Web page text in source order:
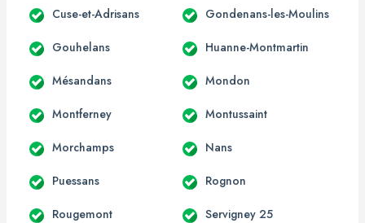
Cuse-et-Adrisans Gondenans-les-Moulins
Gouhelans Huanne-Montmartin
Mésandans Mondon
Montferney Montussaint
Morchamps Nans
Puessans Rognon
Rougemont Servigney 25